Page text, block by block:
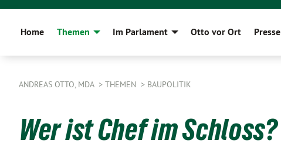
Home Themen Im Parlament Otto vor Ort Presse
ANDREAS OTTO, MDA THEMEN BAUPOLITIK
Wer ist Chef im Schloss?